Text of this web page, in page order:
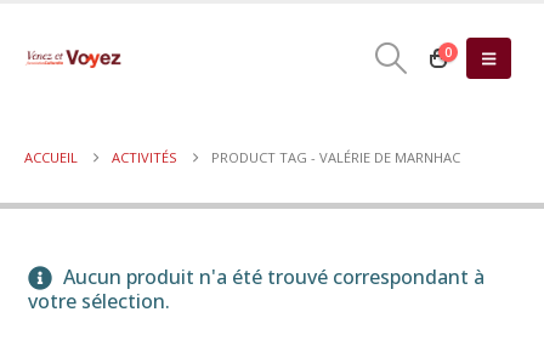
0
ACCUEIL ACTIVITÉS PRODUCT TAG - VALÉRIE DE MARNHAC
Aucun produit n'a été trouvé correspondant à
votre sélection.